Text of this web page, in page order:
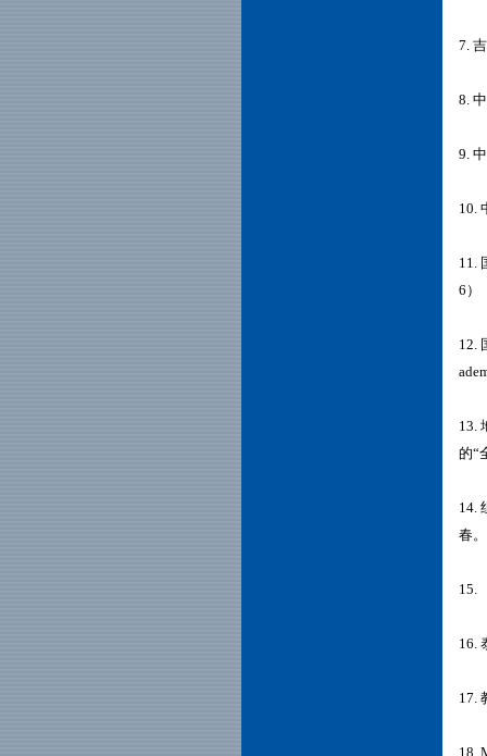
7.
8.
9.
10.
11.
6）
12.
13.
的“
14.
春。
15.
16.
17.
18.